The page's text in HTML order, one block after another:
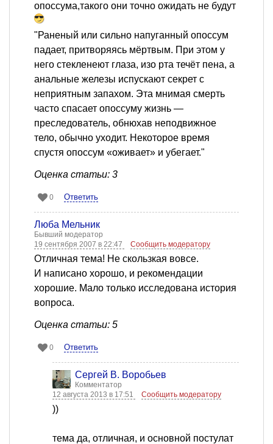
опоссума,такого они точно ожидать не будут
"Раненый или сильно напуганный опоссум
падает, притворяясь мёртвым. При этом у
него стекленеют глаза, изо рта течёт пена, а
анальные железы испускают секрет с
неприятным запахом. Эта мнимая смерть
часто спасает опоссуму жизнь —
преследователь, обнюхав неподвижное
тело, обычно уходит. Некоторое время
спустя опоссум «оживает» и убегает."
Оценка статьи: 3
0 Ответить
Люба Мельник
Бывший модератор
19 сентября 2007 в 22:47
Сообщить модератору
Отличная тема! Не скользкая вовсе.
И написано хорошо, и рекомендации
хорошие. Мало только исследована история
вопроса.
Оценка статьи: 5
0 Ответить
Сергей В. Воробьев
Комментатор
12 августа 2013 в 17:51
Сообщить модератору
))
тема да, отличная, и основной постулат